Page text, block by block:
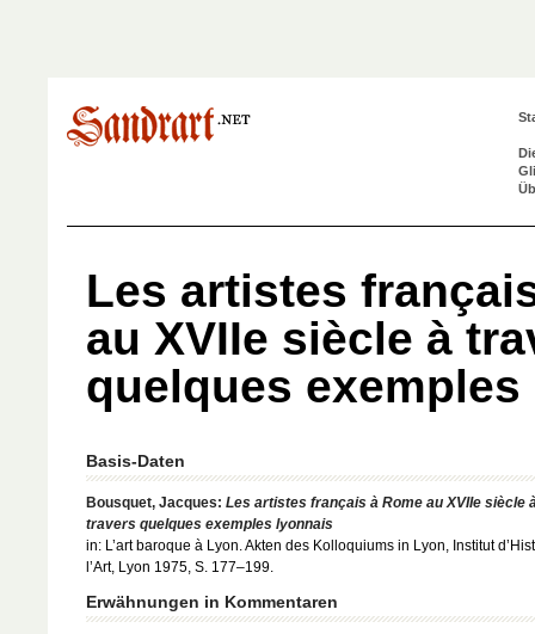
Les artistes
au XVIIe siècle à
quelques
Basis-Daten
Bousquet, Jacques: Les artistes français à Rome au XVIIe siècle
travers quelques exemples lyonnais
in: L’art baroque à Lyon. Akten des Kolloquiums in Lyon, Institut
l’Art, Lyon 1975, S. 177–199.
Erwähnungen in Kommentaren